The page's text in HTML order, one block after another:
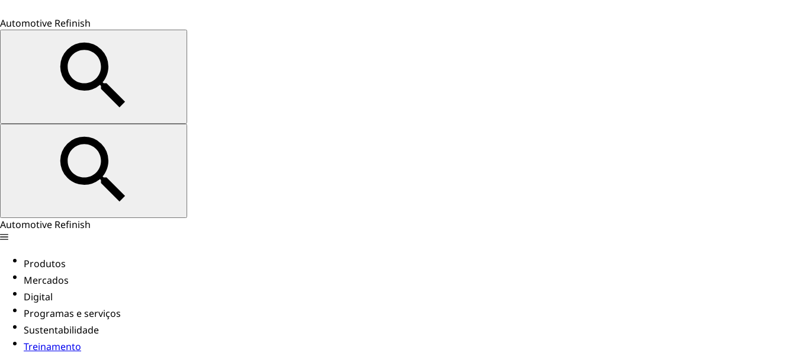
Automotive Refinish
Automotive Refinish
Produtos
Mercados
Digital
Programas e serviços
Sustentabilidade
Treinamento